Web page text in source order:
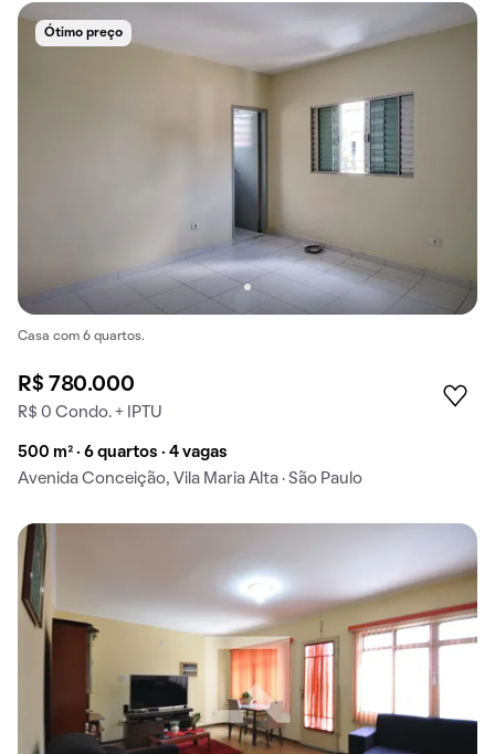
Ótimo preço
Casa com 6 quartos.
R$ 780.000
R$ 0 Condo. + IPTU
500 m² · 6 quartos · 4 vagas
Avenida Conceição, Vila Maria Alta · São Paulo